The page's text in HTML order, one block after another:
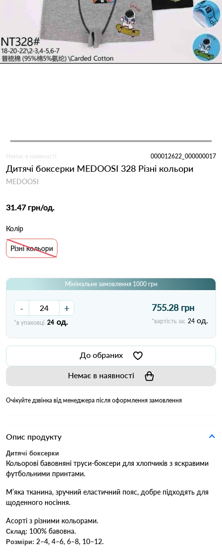
Немає в наявності 000012622_000000017
Дитячі боксерки MEDOOSI 328 Різні кольори
MEDOOSI
31.47 грн/од.
Колір
Різні кольори
Мінімальне замовлення 1000 грн
- +
*в упаковці 24 од.
755.28 грн
*вартість за: 24 од.
До обраних
Немає в наявності
Очікуйте дзвінка від менеджера після оформлення замовлення
Опис продукту
Дитячі боксерки
Кольорові бавовняні труси-боксери для хлопчиків з яскравими
футбольними принтами.
М’яка тканина, зручний еластичний пояс, добре підходять для
щоденного носіння.
Асорті з різними кольорами.
Склад: 100% бавовна.
Розміри: 2–4, 4–6, 6–8, 10–12.